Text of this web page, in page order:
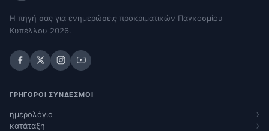
Η πηγή σας για ενημερώσεις προκριματικών Παγκοσμίου
Κυπέλλου 2026.
ΓΡΉΓΟΡΟΙ ΣΎΝΔΕΣΜΟΙ
ημερολόγιο
κατάταξη